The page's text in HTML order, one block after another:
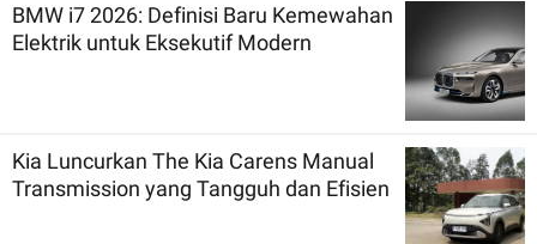
BMW i7 2026: Definisi Baru Kemewahan
Elektrik untuk Eksekutif Modern
Kia Luncurkan The Kia Carens Manual
Transmission yang Tangguh dan Efisien